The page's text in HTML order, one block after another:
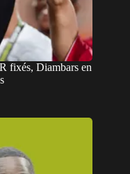
fixés, Diambars en